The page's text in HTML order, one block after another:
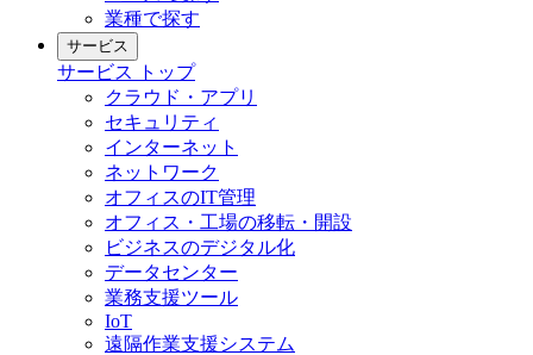
業種で探す
サービス
サービス
トップ
クラウド・アプリ
セキュリティ
インターネット
ネットワーク
オフィスのIT管理
オフィス・工場の移転・開設
ビジネスのデジタル化
データセンター
業務支援ツール
IoT
遠隔作業支援システム